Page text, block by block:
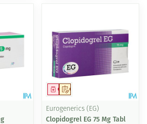
Op voorschrift
Geneesmiddel
Eurogenerics (EG)
Clopidogrel EG 75 Mg Tabl